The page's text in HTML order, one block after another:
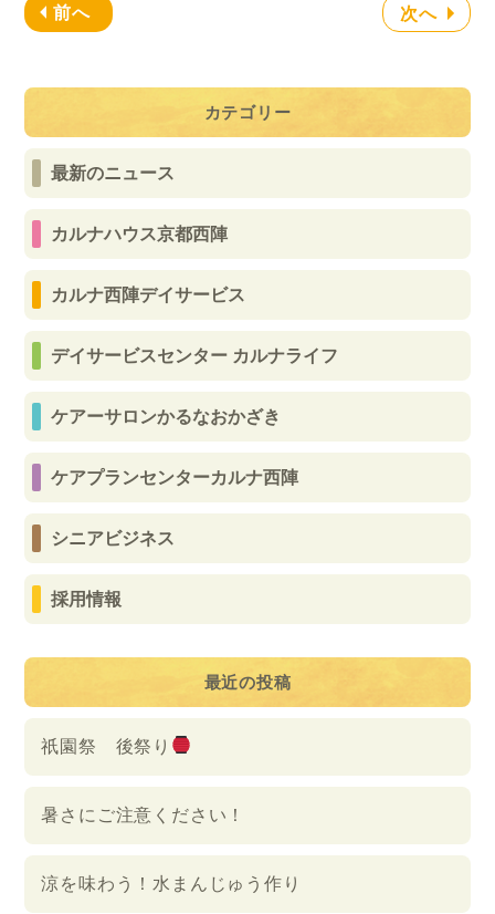
カテゴリー
最新のニュース
カルナハウス京都西陣
カルナ西陣デイサービス
デイサービスセンター カルナライフ
ケアーサロンかるなおかざき
ケアプランセンターカルナ西陣
シニアビジネス
採用情報
最近の投稿
祇園祭 後祭り
暑さにご注意ください！
涼を味わう！水まんじゅう作り
前へ 次へ